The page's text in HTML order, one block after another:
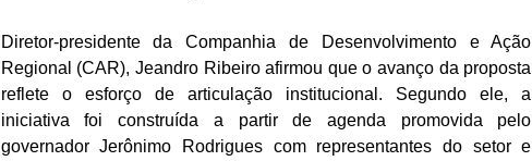
Diretor-presidente da Companhia de Desenvolvimento e Ação
Regional (CAR), Jeandro Ribeiro afirmou que o avanço da proposta
reflete o esforço de articulação institucional. Segundo ele, a
iniciativa foi construída a partir de agenda promovida pelo
governador Jerônimo Rodrigues com representantes do setor e